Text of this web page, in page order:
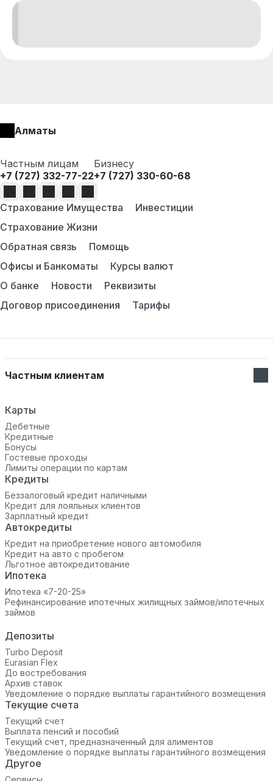
Алматы
Частным лицам
+7 (727) 332-77-22
Бизнесу
+7 (727) 330-60-68
Страхование Имущества
Инвестиции
Страхование Жизни
Обратная связь
Помощь
Офисы и Банкоматы
Курсы валют
О банке
Новости
Реквизиты
Договор присоединения
Тарифы
Частным клиентам
Карты
Дебетные
Кредитные
Бонусы
Гостевые проходы
Лимиты операции по картам
Кредиты
Беззалоговый кредит наличными
Кредит для лояльных клиентов
Зарплатный кредит
Автокредиты
Кредит на приобретение нового автомобиля
Кредит на авто с пробегом
Льготное автокредитование
Ипотека
Ипотека «7-20-25»‬
Рефинансирование ипотечных жилищных займов/ипотечных
займов
Депозиты
Turbo Deposit
Eurasian Flex
До востребования
Архив ставок
Уведомление о порядке выплаты гарантийного возмещения
Текущие счета
Текущий счет
Выплата пенсий и пособий
Текущий счет, предназначенный для алиментов
Уведомление о порядке выплаты гарантийного возмещения
Другое